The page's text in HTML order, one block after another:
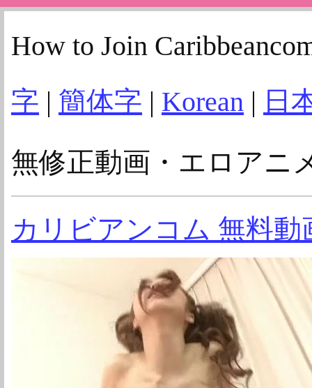
How to Join
字 | 簡体字 | Korean | 日
無修正動画・エロアニ
カリビアンコム 無料動